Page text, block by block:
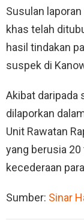
Susulan
khas telah
hasil tindakan
suspek di
Akibat daripada
dilaporkan
Unit Rawatan
yang berusia
kecederaan
Sumber: Sinar